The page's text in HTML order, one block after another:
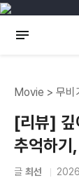
Movie > 무비
[리뷰] 깊
추억하기
글 최선